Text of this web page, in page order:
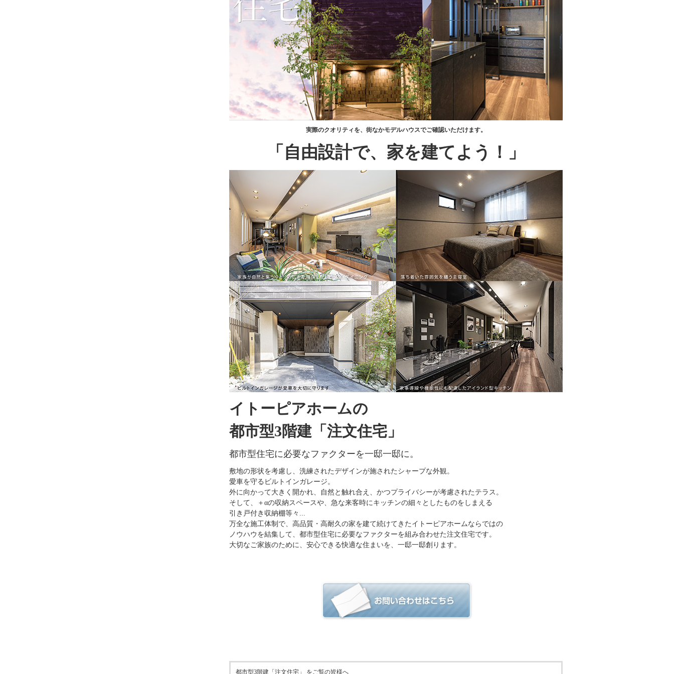
実際のクオリティを、街なかモデルハウスでご確認いただけます。
「自由設計で、家を建てよう！」
イトーピアホームの
都市型3階建「注文住宅」
都市型住宅に必要なファクターを一邸一邸に。
敷地の形状を考慮し、洗練されたデザインが施されたシャープな外観。
愛車を守るビルトインガレージ。
外に向かって大きく開かれ、自然と触れ合え、かつプライバシーが考慮されたテラス。
そして、＋αの収納スペースや、急な来客時にキッチンの細々としたものをしまえる
引き戸付き収納棚等々...
万全な施工体制で、高品質・高耐久の家を建て続けてきたイトーピアホームならではの
ノウハウを結集して、都市型住宅に必要なファクターを組み合わせた注文住宅です。
大切なご家族のために、安心できる快適な住まいを、一邸一邸創ります。
都市型3階建「注文住宅」 をご覧の皆様へ